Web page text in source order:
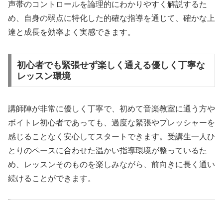
声帯のコントロールを論理的にわかりやすく解説するた
め、自身の弱点に特化した的確な指導を通じて、確かな上
達と成長を効率よく実感できます。
初心者でも緊張せず楽しく通える優しく丁寧な
レッスン環境
講師陣が非常に優しく丁寧で、初めて音楽教室に通う方や
ボイトレ初心者であっても、過度な緊張やプレッシャーを
感じることなく安心してスタートできます。受講生一人ひ
とりのペースに合わせた温かい指導環境が整っているた
め、レッスンそのものを楽しみながら、前向きに長く通い
続けることができます。